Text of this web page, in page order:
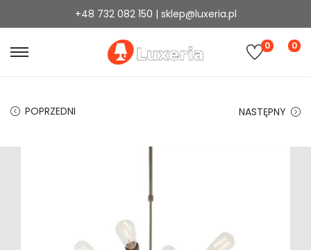
+48 732 082 150 | sklep@luxeria.pl
0 0
POPRZEDNI NASTĘPNY